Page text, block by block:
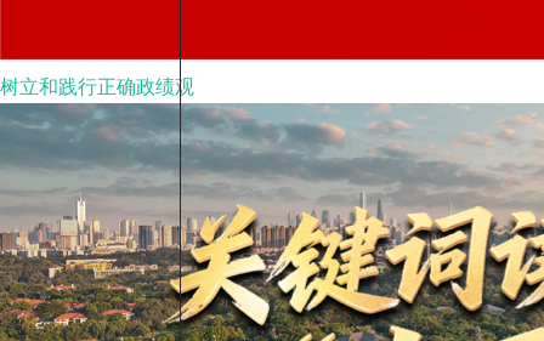
树立和践行正确政绩观